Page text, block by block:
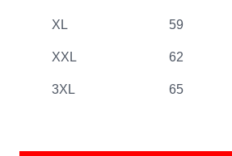
XL 59
XXL 62
3XL 65